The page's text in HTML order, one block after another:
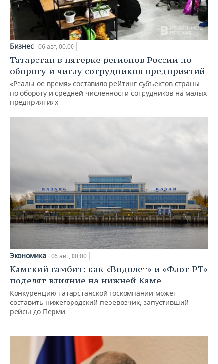
Бизнес 06 авг, 00:00
Татарстан в пятерке регионов России по
обороту и числу сотрудников предприятий
«Реальное время» составило рейтинг субъектов страны
по обороту и средней численности сотрудников на малых
предприятиях
Экономика 06 авг, 00:00
Камский гамбит: как «Водолет» и «Флот РТ»
поделят влияние на нижней Каме
Конкуренцию татарстанской госкомпании может
составить нижегородский перевозчик, запустивший
рейсы до Перми